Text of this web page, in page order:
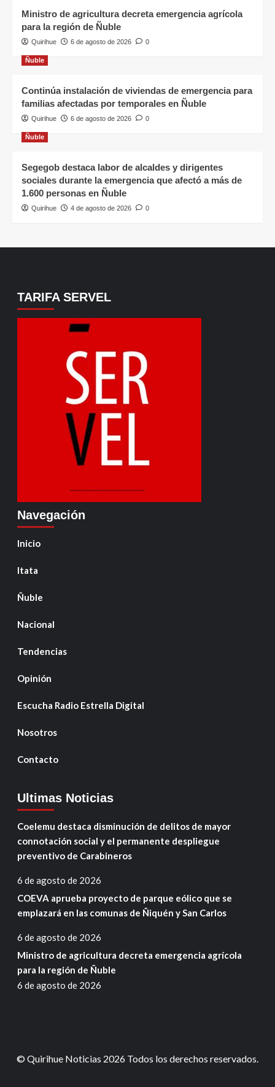
Ministro de agricultura decreta emergencia agrícola
para la región de Ñuble
Quirihue 6 de agosto de 2026 0
Ñuble
Continúa instalación de viviendas de emergencia para
familias afectadas por temporales en Ñuble
Quirihue 6 de agosto de 2026 0
Ñuble
Segegob destaca labor de alcaldes y dirigentes
sociales durante la emergencia que afectó a más de
1.600 personas en Ñuble
Quirihue 4 de agosto de 2026 0
TARIFA SERVEL
Navegación
Inicio
Itata
Ñuble
Nacional
Tendencias
Opinión
Escucha Radio Estrella Digital
Nosotros
Contacto
Ultimas Noticias
Coelemu destaca disminución de delitos de mayor
connotación social y el permanente despliegue
preventivo de Carabineros
6 de agosto de 2026
COEVA aprueba proyecto de parque eólico que se
emplazará en las comunas de Ñiquén y San Carlos
6 de agosto de 2026
Ministro de agricultura decreta emergencia agrícola
para la región de Ñuble
6 de agosto de 2026